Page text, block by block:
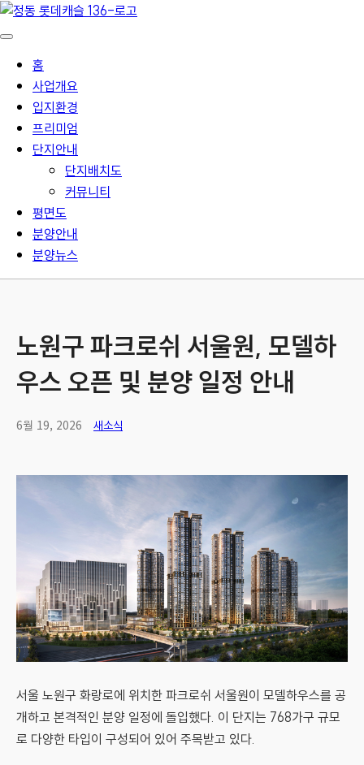
홈
사업개요
입지환경
프리미엄
단지안내
단지배치도
커뮤니티
평면도
분양안내
분양뉴스
노원구 파크로쉬 서울원, 모델하
우스 오픈 및 분양 일정 안내
6월 19, 2026 새소식
서울 노원구 화랑로에 위치한 파크로쉬 서울원이 모델하우스를 공
개하고 본격적인 분양 일정에 돌입했다. 이 단지는 768가구 규모
로 다양한 타입이 구성되어 있어 주목받고 있다.